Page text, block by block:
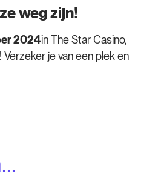
weg zijn!
2024in The Star Casino,
je van een plek en